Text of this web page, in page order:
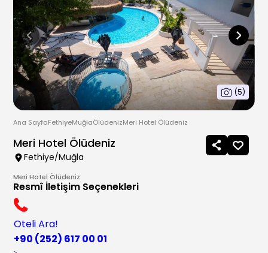
(5)
Ana SayfaFethiyeMuğlaÖlüdenizMeri Hotel Ölüdeniz
Meri Hotel Ölüdeniz
Fethiye/Muğla
Meri Hotel Ölüdeniz
Resmî İletişim Seçenekleri
Oteli Ara!
+90 (252) 617 00 01